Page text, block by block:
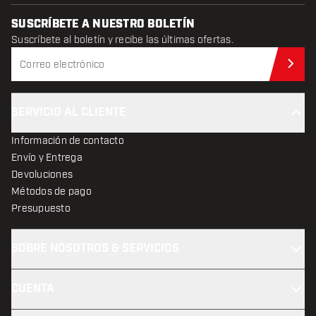
SUSCRÍBETE A NUESTRO BOLETÍN
Suscríbete al boletín y recibe las últimas ofertas.
Información de contacto
Envío y Entrega
Devoluciones
Métodos de pago
Presupuesto